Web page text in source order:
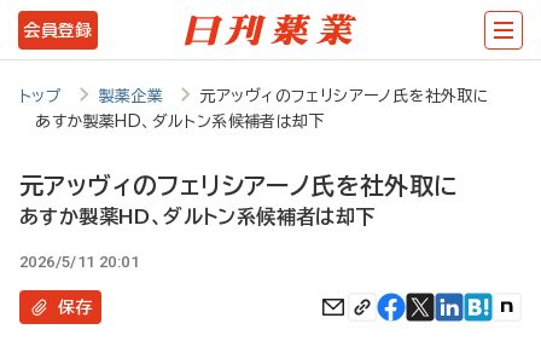
メ
イ
テ
ツ
に
会員登録
トップ 製薬企業
元アッヴィのフェリシアーノ氏を社外取に
あすか製薬HD、ダルトン系候補者は却下
元アッヴィのフェリシアーノ氏を社外取に
あすか製薬HD、ダルトン系候補者は却下
2026/5/11 20:01
保存